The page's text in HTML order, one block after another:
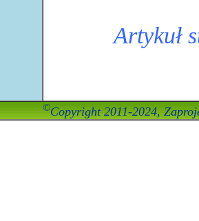
Artykuł
©Copyright 2011-2024,